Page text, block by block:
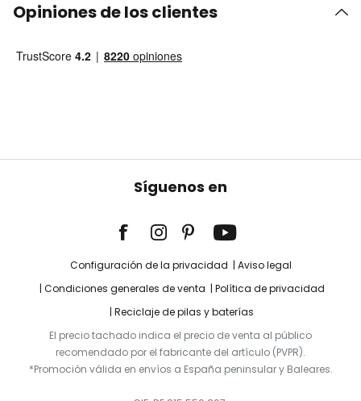
Opiniones de los clientes
Síguenos en
Configuración de la privacidad
Aviso legal
Condiciones generales de venta
Política de privacidad
Reciclaje de pilas y baterías
El precio tachado indica el precio de venta al público
recomendado por el fabricante del artículo (PVPR).
*Promoción válida en envíos a España peninsular y Baleares.